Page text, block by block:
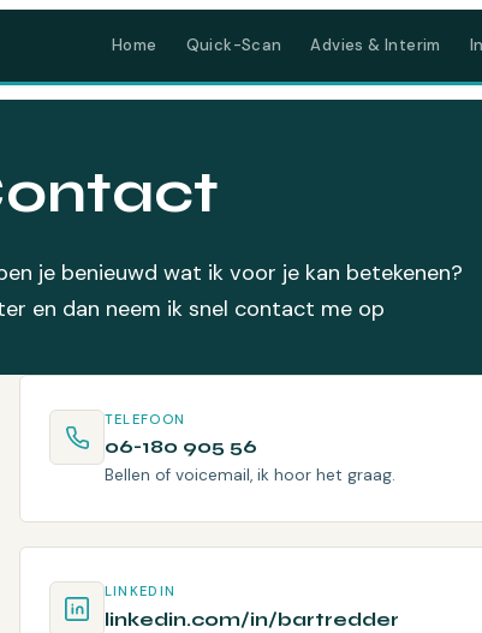
Home Quick-Scan Advies & Interim
je benieuwd wat ik voor je kan betekenen?
en dan neem ik snel contact me op
TELEFOON
06-180 905 56
Bellen of voicemail, ik hoor het graag.
LINKEDIN
linkedin.com/in/bartredder